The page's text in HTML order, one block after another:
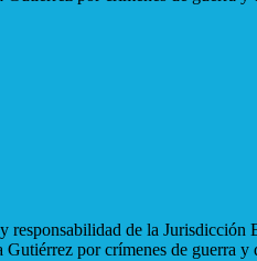
de la
por crímenes de guerra